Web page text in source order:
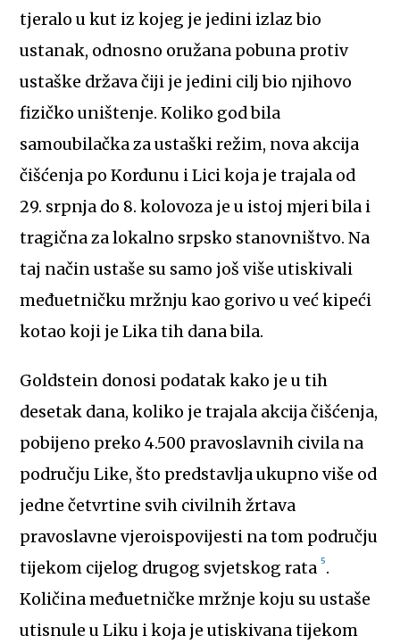
tjeralo u kut iz kojeg je jedini izlaz bio
ustanak, odnosno oružana pobuna protiv
ustaške država čiji je jedini cilj bio njihovo
fizičko uništenje. Koliko god bila
samoubilačka za ustaški režim, nova akcija
čišćenja po Kordunu i Lici koja je trajala od
29. srpnja do 8. kolovoza je u istoj mjeri bila i
tragična za lokalno srpsko stanovništvo. Na
taj način ustaše su samo još više utiskivali
međuetničku mržnju kao gorivo u već kipeći
kotao koji je Lika tih dana bila.
Goldstein donosi podatak kako je u tih
desetak dana, koliko je trajala akcija čišćenja,
pobijeno preko 4.500 pravoslavnih civila na
području Like, što predstavlja ukupno više od
jedne četvrtine svih civilnih žrtava
pravoslavne vjeroispovijesti na tom području
tijekom cijelog drugog svjetskog rata 5.
Količina međuetničke mržnje koju su ustaše
utisnule u Liku i koja je utiskivana tijekom